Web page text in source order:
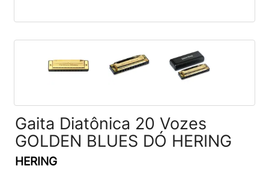
Gaita Diatônica 20 Vozes
GOLDEN BLUES DÓ HERING
HERING